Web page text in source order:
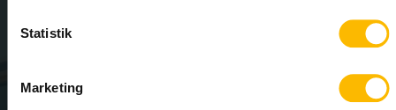
Statistik
Marketing